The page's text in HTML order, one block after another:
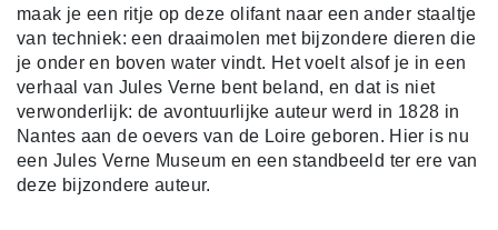
maak je een ritje op deze olifant naar een ander staaltje
van techniek: een draaimolen met bijzondere dieren die
je onder en boven water vindt. Het voelt alsof je in een
verhaal van Jules Verne bent beland, en dat is niet
verwonderlijk: de avontuurlijke auteur werd in 1828 in
Nantes aan de oevers van de Loire geboren. Hier is nu
een Jules Verne Museum en een standbeeld ter ere van
deze bijzondere auteur.